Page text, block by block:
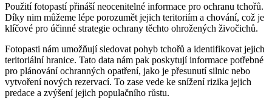
Použití fotopastí přináší neocenitelné informace pro ochranu tchořů.
Díky nim můžeme lépe porozumět jejich teritoriím a chování, což je
klíčové pro účinné strategie ochrany těchto ohrožených živočichů.
Fotopasti nám umožňují sledovat pohyb tchořů a identifikovat jejich
teritoriální hranice. Tato data nám pak poskytují informace potřebné
pro plánování ochranných opatření, jako je přesunutí silnic nebo
vytvoření nových rezervací. To zase vede ke snížení rizika jejich
predace a zvýšení jejich populačního růstu.